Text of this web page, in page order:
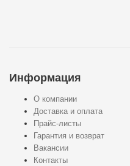
Информация
О компании
Доставка и оплата
Прайс-листы
Гарантия и возврат
Вакансии
Контакты